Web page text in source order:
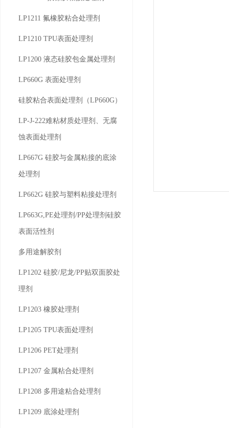
LP1211 氟橡胶粘合处理剂
LP1210 TPU表面处理剂
LP1200 液态硅胶包金属处理剂
LP660G 表面处理剂
硅胶粘合表面处理剂（LP660G）
LP-J-222难粘材质处理剂、无腐
蚀表面处理剂
LP667G 硅胶与金属粘接的底涂
处理剂
LP662G 硅胶与塑料粘接处理剂
LP663G,PE处理剂/PP处理剂硅胶
表面活性剂
多用途解胶剂
LP1202 硅胶/尼龙/PP贴双面胶处
理剂
LP1203 橡胶处理剂
LP1205 TPU表面处理剂
LP1206 PET处理剂
LP1207 金属粘合处理剂
LP1208 多用途粘合处理剂
LP1209 底涂处理剂